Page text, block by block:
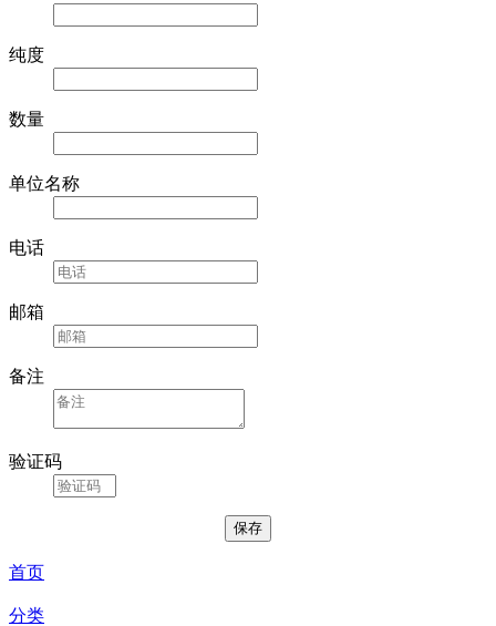
纯度
数量
单位名称
电话
邮箱
备注
验证码
首页
分类